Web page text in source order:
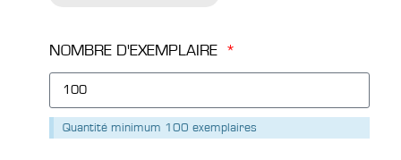
NOMBRE D'EXEMPLAIRE
Quantité minimum 100 exemplaires